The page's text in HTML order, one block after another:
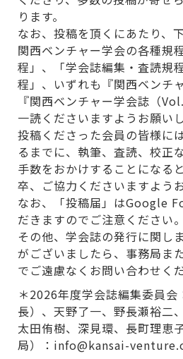
ります。
なお、投稿を頂くにあたり、
関西ベンチャー学会の各種規
程」、「学会誌編集・査読規
程」、いずれも『関西ベンチ
『関西ベンチャー学会誌（
一読くださいますようお願いし
投稿くださった会員の皆様に
るまでに、執筆、査読、校正
手数をおかけすることになる
卒、ご協力くださいますよう
なお、「投稿届」はGoogle
だきますのでご注意ください。
その他、学会誌の発行に関し
がございましたら、事務局ま
でご遠慮なくお問い合わせく
＊2026年度学会誌編集委員会
長）、天野了一、野長瀬裕二
太田侑樹、深見環、長町理恵
局）：info@kansai-